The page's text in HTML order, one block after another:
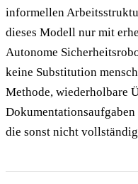
informellen
dieses Modell nur mit
Autonome
keine Substitution
Methode, wiederholbare
die sonst nicht